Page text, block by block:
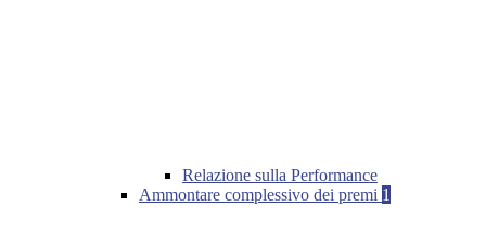
Relazione sulla Performance
Ammontare complessivo dei premi 1